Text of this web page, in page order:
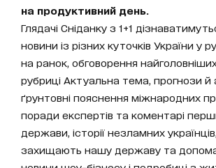
на продуктивний день.
Глядачі Сніданку з 1+1
новини із різних куточків України у
на ранок, обговорення
рубриці Актуальна тема, прогнози й
ґрунтовні пояснення міжнародних
поради експертів та коментарі
держави, історії незламних українців,
захищають нашу державу та